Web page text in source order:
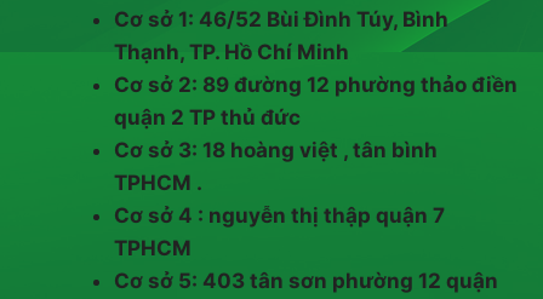
Cơ sở 1: 46/52 Bùi Đình Túy, Bình
Thạnh, TP. Hồ Chí Minh
Cơ sở 2: 89 đường 12 phường thảo điền
quận 2 TP thủ đức
Cơ sở 3: 18 hoàng việt , tân bình
TPHCM .
Cơ sở 4 : nguyễn thị thập quận 7
TPHCM
Cơ sở 5: 403 tân sơn phường 12 quận